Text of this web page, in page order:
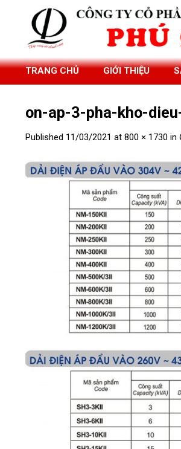
TRANG CHỦ GIỚI THIỆU
on-ap-3-pha-kho-
Published 11/03/2021 at 800 × 1730 in